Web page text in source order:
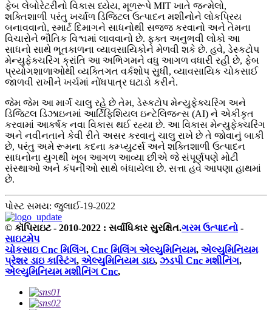
ફેબ લેબોરેટરીનો વિકાસ ધ્યેય, મૂળરૂપે MIT ખાતે જન્મેલો,
શક્તિશાળી પરંતુ ખર્ચાળ ડિજિટલ ઉત્પાદન મશીનોને લોકપ્રિય
બનાવવાનો, સ્માર્ટ દિમાગને સાધનોથી સજ્જ કરવાનો અને તેમના
વિચારોને ભૌતિક વિશ્વમાં લાવવાનો છે. ફક્ત અનુભવી લોકો આ
સાધનો સાથે ભૂતકાળના વ્યાવસાયિકોને મેળવી શકે છે. હવે, ડેસ્કટોપ
મેન્યુફેક્ચરિંગ ક્રાંતિ આ અભિગમને વધુ આગળ વધારી રહી છે, ફેબ
પ્રયોગશાળાઓથી વ્યક્તિગત વર્કશોપ સુધી, વ્યાવસાયિક ચોકસાઈ
જાળવી રાખીને ખર્ચમાં નોંધપાત્ર ઘટાડો કરીને.
જેમ જેમ આ માર્ગ ચાલુ રહે છે તેમ, ડેસ્કટોપ મેન્યુફેક્ચરિંગ અને
ડિજિટલ ડિઝાઇનમાં આર્ટિફિશિયલ ઇન્ટેલિજન્સ (AI) ને એકીકૃત
કરવામાં આકર્ષક નવા વિકાસ થઈ રહ્યા છે. આ વિકાસ મેન્યુફેક્ચરિંગ
અને નવીનતાને કેવી રીતે અસર કરવાનું ચાલુ રાખે છે તે જોવાનું બાકી
છે, પરંતુ અમે રૂમના કદના કમ્પ્યુટર્સ અને શક્તિશાળી ઉત્પાદન
સાધનોના યુગથી ખૂબ આગળ આવ્યા છીએ જે સંપૂર્ણપણે મોટી
સંસ્થાઓ અને કંપનીઓ સાથે બંધાયેલા છે. સત્તા હવે આપણા હાથમાં
છે.
પોસ્ટ સમય: જુલાઈ-19-2022
© કૉપિરાઇટ - 2010-2022 : સર્વાધિકાર સુરક્ષિત.ગરમ ઉત્પાદનો -
સાઇટમેપ
ચોકસાઇ Cnc મિલિંગ, Cnc મિલિંગ એલ્યુમિનિયમ, એલ્યુમિનિયમ
પ્રેશર ડાઇ કાસ્ટિંગ, એલ્યુમિનિયમ ડાઇ, ઝડપી Cnc મશીનિંગ,
એલ્યુમિનિયમ મશીનિંગ Cnc,